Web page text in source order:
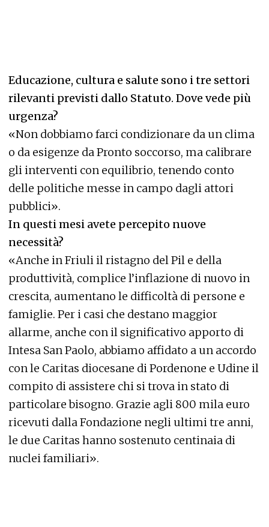
Educazione, cultura e salute sono i tre settori
rilevanti previsti dallo Statuto. Dove vede più
urgenza?
«Non dobbiamo farci condizionare da un clima
o da esigenze da Pronto soccorso, ma calibrare
gli interventi con equilibrio, tenendo conto
delle politiche messe in campo dagli attori
pubblici».
In questi mesi avete percepito nuove
necessità?
«Anche in Friuli il ristagno del Pil e della
produttività, complice l’inflazione di nuovo in
crescita, aumentano le difficoltà di persone e
famiglie. Per i casi che destano maggior
allarme, anche con il significativo apporto di
Intesa San Paolo, abbiamo affidato a un accordo
con le Caritas diocesane di Pordenone e Udine il
compito di assistere chi si trova in stato di
particolare bisogno. Grazie agli 800 mila euro
ricevuti dalla Fondazione negli ultimi tre anni,
le due Caritas hanno sostenuto centinaia di
nuclei familiari».